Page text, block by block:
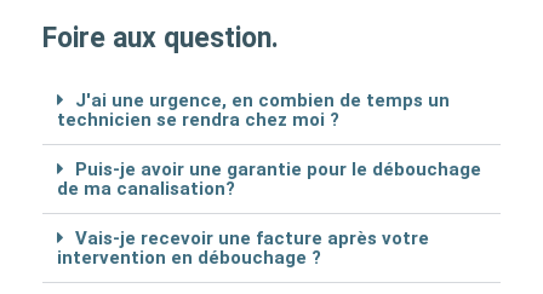
Foire aux question.
J'ai une urgence, en combien de temps un
technicien se rendra chez moi ?
Puis-je avoir une garantie pour le débouchage
de ma canalisation?
Vais-je recevoir une facture après votre
intervention en débouchage ?